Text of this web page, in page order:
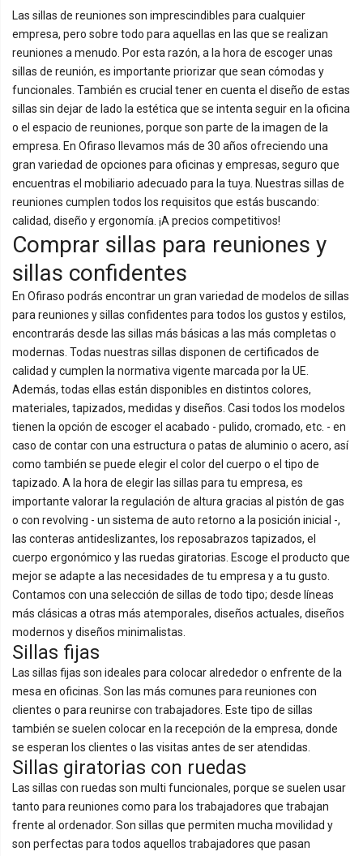
Las sillas de reuniones son imprescindibles para cualquier
empresa, pero sobre todo para aquellas en las que se realizan
reuniones a menudo. Por esta razón, a la hora de escoger unas
sillas de reunión, es importante priorizar que sean cómodas y
funcionales. También es crucial tener en cuenta el diseño de estas
sillas sin dejar de lado la estética que se intenta seguir en la oficina
o el espacio de reuniones, porque son parte de la imagen de la
empresa. En Ofiraso llevamos más de 30 años ofreciendo una
gran variedad de opciones para oficinas y empresas, seguro que
encuentras el mobiliario adecuado para la tuya. Nuestras sillas de
reuniones cumplen todos los requisitos que estás buscando:
calidad, diseño y ergonomía. ¡A precios competitivos!
Comprar sillas para reuniones y
sillas confidentes
En Ofiraso podrás encontrar un gran variedad de modelos de sillas
para reuniones y sillas confidentes para todos los gustos y estilos,
encontrarás desde las sillas más básicas a las más completas o
modernas. Todas nuestras sillas disponen de certificados de
calidad y cumplen la normativa vigente marcada por la UE.
Además, todas ellas están disponibles en distintos colores,
materiales, tapizados, medidas y diseños. Casi todos los modelos
tienen la opción de escoger el acabado - pulido, cromado, etc. - en
caso de contar con una estructura o patas de aluminio o acero, así
como también se puede elegir el color del cuerpo o el tipo de
tapizado. A la hora de elegir las sillas para tu empresa, es
importante valorar la regulación de altura gracias al pistón de gas
o con revolving - un sistema de auto retorno a la posición inicial -,
las conteras antideslizantes, los reposabrazos tapizados, el
cuerpo ergonómico y las ruedas giratorias. Escoge el producto que
mejor se adapte a las necesidades de tu empresa y a tu gusto.
Contamos con una selección de sillas de todo tipo; desde líneas
más clásicas a otras más atemporales, diseños actuales, diseños
modernos y diseños minimalistas.
Sillas fijas
Las sillas fijas son ideales para colocar alrededor o enfrente de la
mesa en oficinas. Son las más comunes para reuniones con
clientes o para reunirse con trabajadores. Este tipo de sillas
también se suelen colocar en la recepción de la empresa, donde
se esperan los clientes o las visitas antes de ser atendidas.
Sillas giratorias con ruedas
Las sillas con ruedas son multi funcionales, porque se suelen usar
tanto para reuniones como para los trabajadores que trabajan
frente al ordenador. Son sillas que permiten mucha movilidad y
son perfectas para todos aquellos trabajadores que pasan